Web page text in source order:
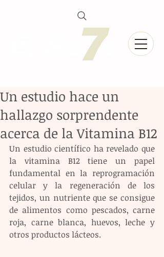
Un estudio hace un
hallazgo sorprendente
acerca de la Vitamina B12
Un estudio científico ha revelado que
la vitamina B12 tiene un papel
fundamental en la reprogramación
celular y la regeneración de los
tejidos, un nutriente que se consigue
de alimentos como pescados, carne
roja, carne blanca, huevos, leche y
otros productos lácteos.